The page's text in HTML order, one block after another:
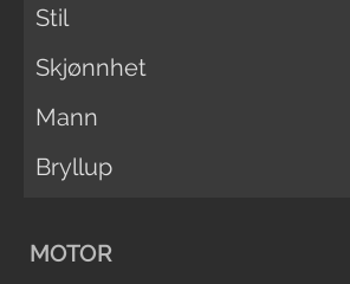
Stil
Skjønnhet
Mann
Bryllup
MOTOR